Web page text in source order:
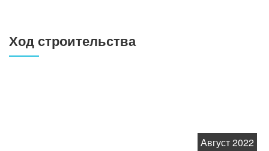
Ход строительства
Август 2022